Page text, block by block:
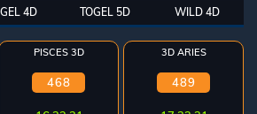
4D TOGEL 5D WILD 4D
PISCES 3D
468
3D ARIES
489